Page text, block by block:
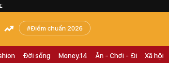
Điểm chuẩn 2026
Đời sống Money.14 Ăn - Chơi - Đi Xã hội